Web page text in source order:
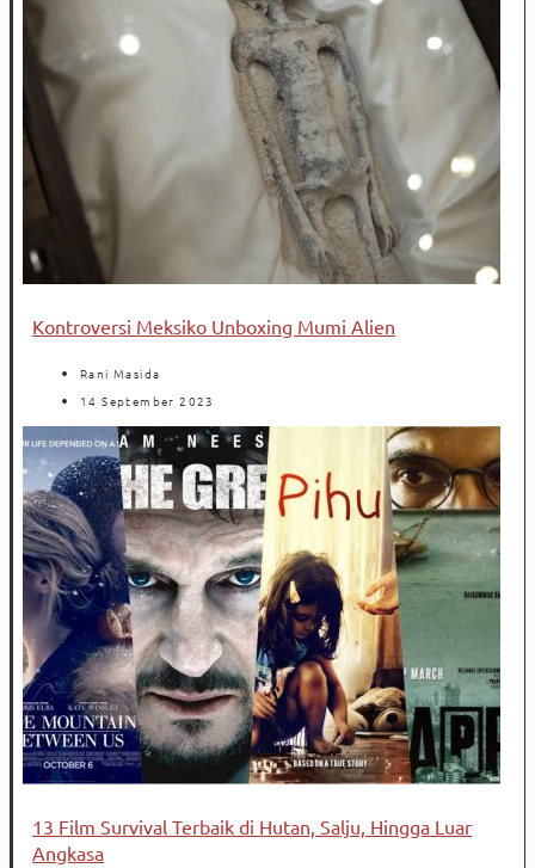
Kontroversi Meksiko Unboxing Mumi Alien
Rani Masida
14 September 2023
13 Film Survival Terbaik di Hutan, Salju, Hingga Luar
Angkasa